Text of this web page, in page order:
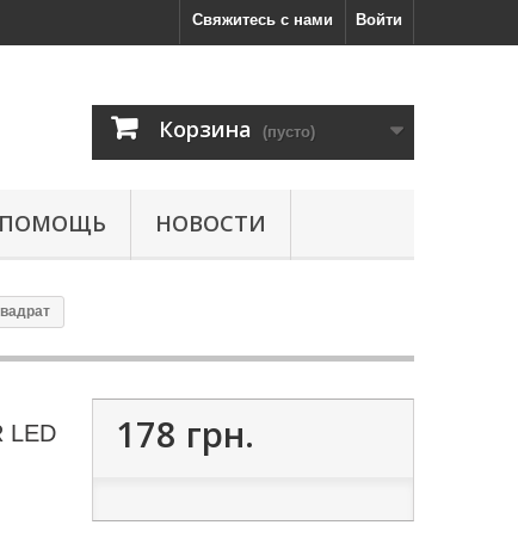
Войти
Свяжитесь с нами
Корзина (пусто)
ПОМОЩЬ НОВОСТИ
LED
178 грн.